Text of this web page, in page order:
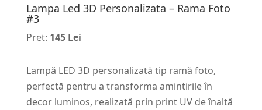
Lampa Led 3D Personalizata – Rama Foto
#3
Pret: 145 Lei
Lampă LED 3D personalizată tip ramă foto,
perfectă pentru a transforma amintirile în
decor luminos, realizată prin print UV de înaltă